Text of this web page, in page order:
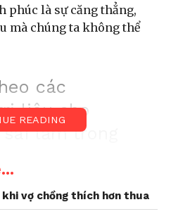
phúc là sự căng thẳng,
mà chúng ta không thể
các
liệu cho
lầm trong
chúng ta
READING
vợ chồng thích hơn thua